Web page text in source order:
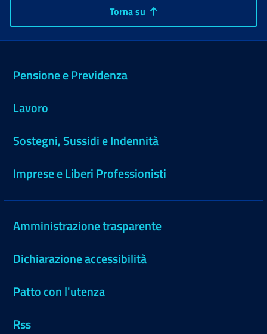
Torna su
Pensione e Previdenza
Lavoro
Sostegni, Sussidi e Indennità
Imprese e Liberi Professionisti
Amministrazione trasparente
Dichiarazione accessibilità
Patto con l'utenza
Rss